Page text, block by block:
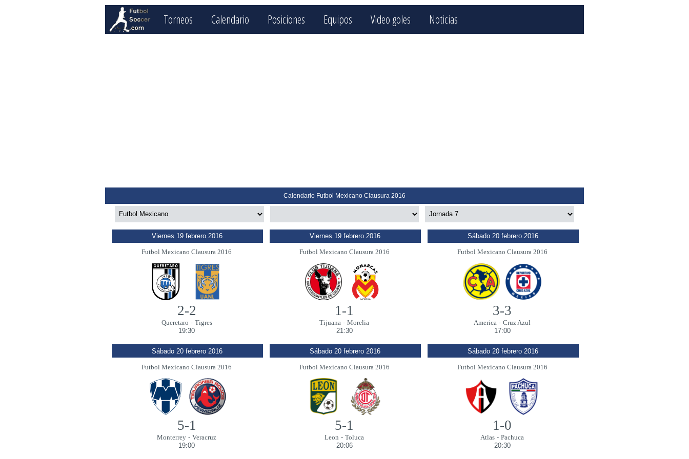
Torneos Calendario Posiciones Equipos Video goles Noticias
Calendario Futbol Mexicano Clausura 2016
Viernes 19 febrero 2016
Futbol Mexicano Clausura 2016
2-2
Queretaro - Tigres
19:30
Viernes 19 febrero 2016
Futbol Mexicano Clausura 2016
1-1
Tijuana -Morelia
21:30
Sábado 20 febrero 2016
Futbol Mexicano Clausura 2016
3-3
America -Cruz Azul
17:00
Sábado 20 febrero 2016
Futbol Mexicano Clausura 2016
5-1
Monterrey - Veracruz
19:00
Sábado 20 febrero 2016
Futbol Mexicano Clausura 2016
5-1
Leon -Toluca
20:06
Sábado 20 febrero 2016
Futbol Mexicano Clausura 2016
1-0
Atlas -Pachuca
20:30